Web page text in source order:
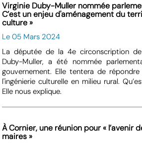
Virginie Duby-Muller nommée
C’est un enjeu d'aménagement du
culture »
Le 05 Mars 2024
La députée de la 4e circonscription de
Duby-Muller, a été nommée
gouvernement. Elle tentera de
l'ingénierie culturelle en milieu rural.
Elle nous explique.
À Cornier, une réunion pour « l’avenir
maires »